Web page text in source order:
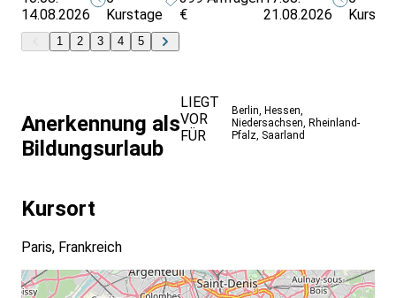
14.08.2026
Kurstage
€
21.08.2026
1 2 3 4 5
Anerkennung als
Bildungsurlaub
LIEGT
VOR
FÜR
Berlin, Hessen,
Niedersachsen, Rheinland-
Pfalz, Saarland
Kursort
Paris, Frankreich